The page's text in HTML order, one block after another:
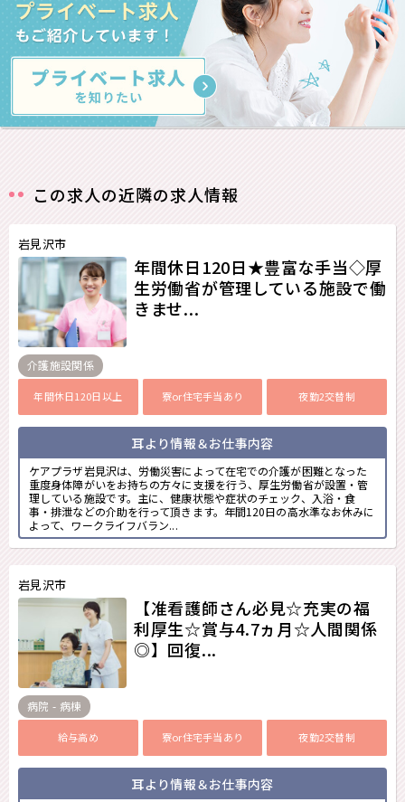
この求人の近隣の求人情報
岩見沢市
年間休日120日★豊富な手当◇厚
生労働省が管理している施設で働
きませ...
介護施設関係
年間休日120日以上 寮or住宅手当あり 夜勤2交替制
耳より情報＆お仕事内容
ケアプラザ岩見沢は、労働災害によって在宅での介護が困難となった
重度身体障がいをお持ちの方々に支援を行う、厚生労働省が設置・管
理している施設です。主に、健康状態や症状のチェック、入浴・食
事・排泄などの介助を行って頂きます。年間120日の高水準なお休みに
よって、ワークライフバラン...
岩見沢市
【准看護師さん必見☆充実の福
利厚生☆賞与4.7ヵ月☆人間関係
◎】回復...
病院 - 病棟
給与高め 寮or住宅手当あり 夜勤2交替制
耳より情報＆お仕事内容